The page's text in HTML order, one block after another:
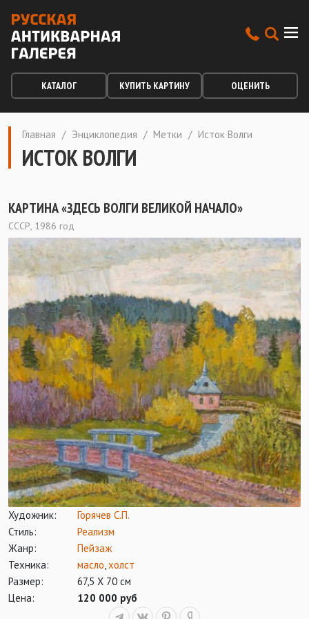
КАТАЛОГ КУПИТЬ КАРТИНУ ОЦЕНИТЬ
Главная / Энциклопедия / Метки / Исток Волги
ИСТОК ВОЛГИ
КАРТИНА «ЗДЕСЬ ВОЛГИ ВЕЛИКОЙ НАЧАЛО»
СССР, 1986 год
Художник:
Горячев С.П.
Стиль:
Реализм
Жанр:
Пейзаж
Техника:
масло,холст
Размер:
67,5 Х 70 см
Цена:
120 000 руб